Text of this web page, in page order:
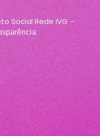
Social Rede IVG –